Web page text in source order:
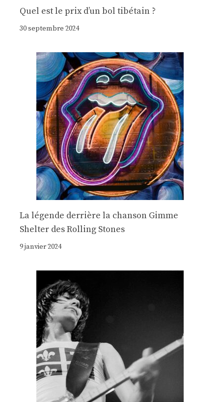
Quel est le prix d’un bol tibétain ?
30 septembre 2024
La légende derrière la chanson Gimme
Shelter des Rolling Stones
9 janvier 2024